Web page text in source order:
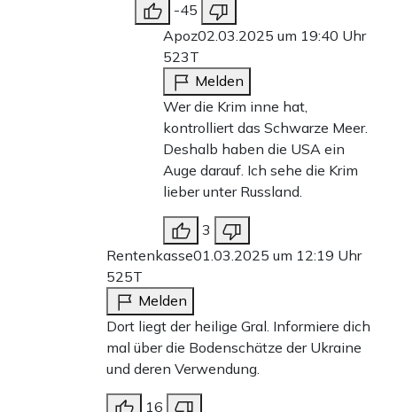
-45
Apoz02.03.2025 um 19:40 Uhr
523T
Melden
Wer die Krim inne hat,
kontrolliert das Schwarze Meer.
Deshalb haben die USA ein
Auge darauf. Ich sehe die Krim
lieber unter Russland.
3
Rentenkasse01.03.2025 um 12:19 Uhr
525T
Melden
Dort liegt der heilige Gral. Informiere dich
mal über die Bodenschätze der Ukraine
und deren Verwendung.
16